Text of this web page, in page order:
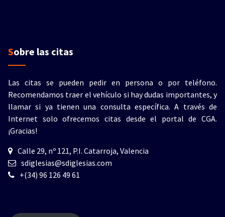
Sobre las citas
Las citas se pueden pedir en persona o por teléfono.
Recomendamos traer el vehículo si hay dudas importantes, y
llamar si ya tienen una consulta específica. A través de
Internet solo ofrecemos citas desde el portal de CGA.
¡Gracias!
Calle 29, nº 121, P.I. Catarroja, Valencia
sdiglesias@sdiglesias.com
+(34) 96 126 49 61